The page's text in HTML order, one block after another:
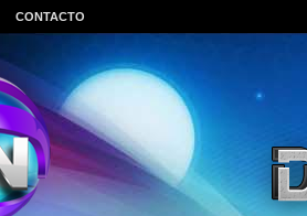
CONTACTO